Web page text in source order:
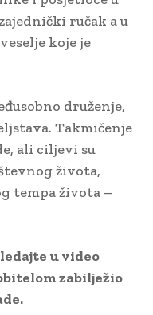
ručak a u
koje je
druženje,
Takmičenje
ali ciljevi su
života,
tempa života –
u video
zabilježio